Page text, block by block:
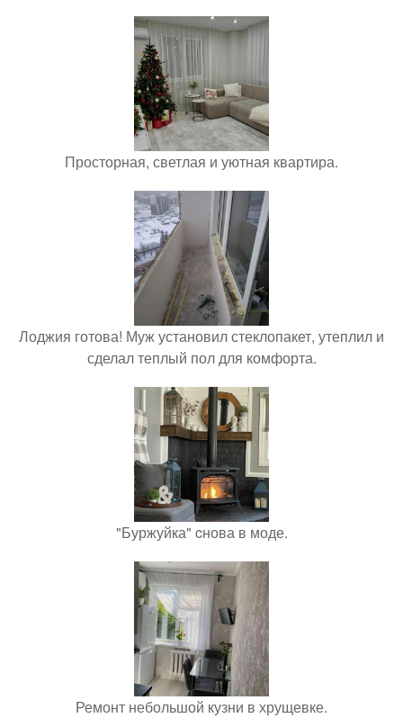
Просторная, светлая и уютная квартира.
Лоджия готова! Муж установил стеклопакет, утеплил и
сделал теплый пол для комфорта.
"Буржуйка" cнова в моде.
Ремонт небольшой кузни в хрущевке.